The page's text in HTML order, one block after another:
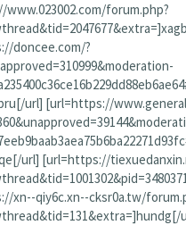
forum.php?
doncee.com/?
url] [url=https://
url] [url=https://
xn--qiy6c.xn--cksr0a.tw/